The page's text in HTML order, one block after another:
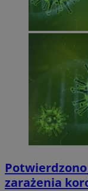
zarażenia